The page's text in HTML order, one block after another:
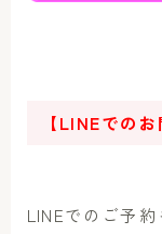
【LINEでの
LINEでのご予